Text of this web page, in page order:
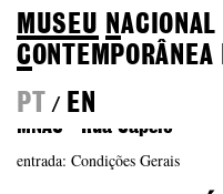
MUSEU NACIONAL
C
PT
/ EN
MNAC - Rua Capelo
entrada: Condições Gerais